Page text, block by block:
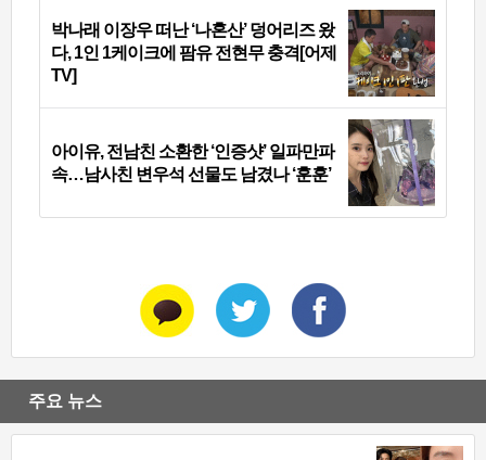
박나래 이장우 떠난 ‘나혼산’ 덩어리즈 왔
다, 1인 1케이크에 팜유 전현무 충격[어제
TV]
아이유, 전남친 소환한 ‘인증샷’ 일파만파
속…남사친 변우석 선물도 남겼나 ‘훈훈’
주요 뉴스